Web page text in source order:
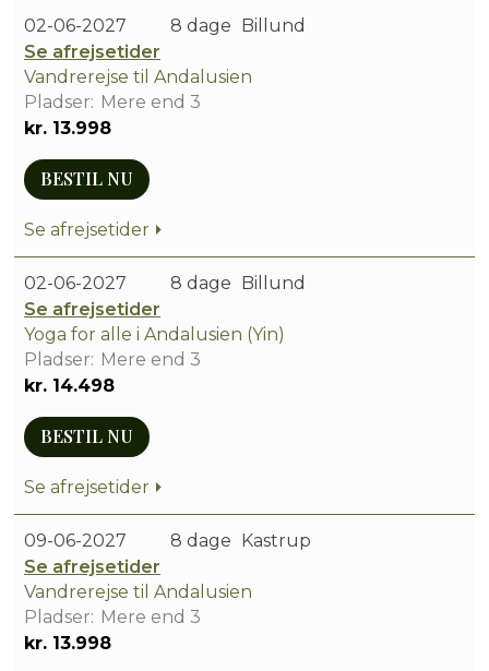
02-06-2027
Se afrejsetider
8 dage Billund
Vandrerejse til Andalusien
Mere end 3
kr. 13.998
BESTIL NU
Se afrejsetider
02-06-2027
Se afrejsetider
8 dage Billund
Yoga for alle i Andalusien (Yin)
Mere end 3
kr. 14.498
BESTIL NU
Se afrejsetider
09-06-2027
Se afrejsetider
8 dage Kastrup
Vandrerejse til Andalusien
Mere end 3
kr. 13.998